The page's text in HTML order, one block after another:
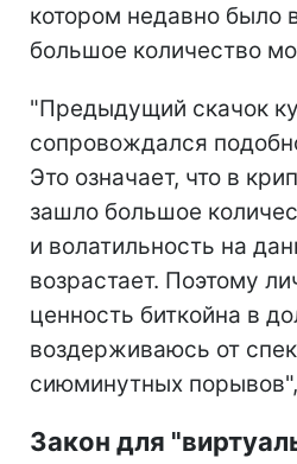
котором недавно было
большое количество
"Предыдущий скачок
сопровождался
Это означает, что в
зашло большое
и волатильность на
возрастает. Поэтому
ценность биткойна в
воздерживаюсь от
сиюминутных
Закон для